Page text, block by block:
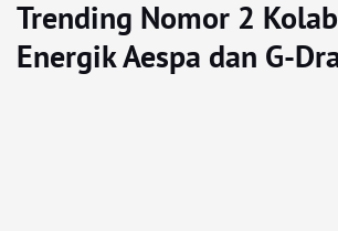
Trending Nomor 2
Energik Aespa dan G-